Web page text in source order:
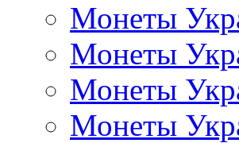
Монеты
Монеты
Монеты
Монеты